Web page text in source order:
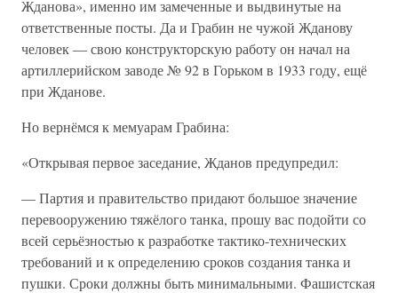
Жданова», именно им замеченные и выдвинутые на
ответственные посты. Да и Грабин не чужой Жданову
человек — свою конструкторскую работу он начал на
артиллерийском заводе № 92 в Горьком в 1933 году, ещё
при Жданове.
Но вернёмся к мемуарам Грабина:
«Открывая первое заседание, Жданов предупредил:
— Партия и правительство придают большое значение
перевооружению тяжёлого танка, прошу вас подойти со
всей серьёзностью к разработке тактико-технических
требований и к определению сроков создания танка и
пушки. Сроки должны быть минимальными. Фашистская